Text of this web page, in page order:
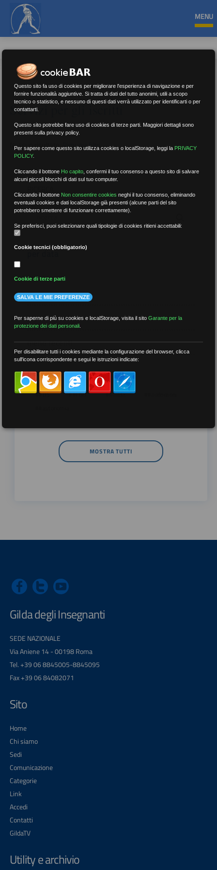
MENU
Servizi per gli iscritti
Nessun risultato.Rimuovi filtri
per data
più recenti
meno recenti
per tag
##DS ##FGU ##Gilda
MOSTRA TUTTI
Gilda degli Insegnanti
SEDE NAZIONALE
Via Aniene 14 - 00198 Roma
Tel. +39 06 8845005-8845095
Fax +39 06 84082071
Sito
Home
Chi siamo
Sedi
Comunicazione
Categorie
Link
Accedi
Contatti
GildaTV
Utility e archivio
Questo sito fa uso di cookies per migliorare l'esperienza di navigazione e per
fornire funzionalità aggiuntive. Si tratta di dati del tutto anonimi, utili a scopo
tecnico o statistico, e nessuno di questi dati verrà utilizzato per identificarti o per
contattarti.
Questo sito potrebbe fare uso di cookies di terze parti. Maggiori dettagli sono
presenti sulla privacy policy.
Per sapere come questo sito utilizza cookies o localStorage, leggi la PRIVACY
POLICY.
Cliccando il bottone Ho capito ,confermi il tuo consenso a questo sito di salvare
alcuni piccoli blocchi di dati sul tuo computer.
Cliccando il bottone Non consentire cookies neghi il tuo consenso, eliminando
eventuali cookies e dati localStorage già presenti (alcune parti del sito
potrebbero smettere di funzionare correttamente).
Se preferisci, puoi selezionare quali tipologie di cookies ritieni accettabili:
Cookie tecnici (obbligatorio)
Cookie di terze parti
SALVA LE MIE PREFERENZE
Per saperne di più su cookies e localStorage, visita il sitoGarante per la
protezione dei dati personali
Per disabilitare tutti i cookies mediante la configurazione del browser, clicca
sull'icona corrispondente e segui le istruzioni indicate: